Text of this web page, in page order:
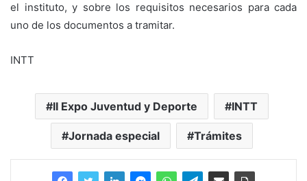
el instituto, y sobre los requisitos necesarios para cada
uno de los documentos a tramitar.
INTT
II Expo Juventud y Deporte INTT
Jornada especial Trámites